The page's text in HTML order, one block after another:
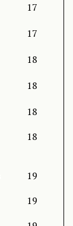
17
17
18
18
18
18
19
19